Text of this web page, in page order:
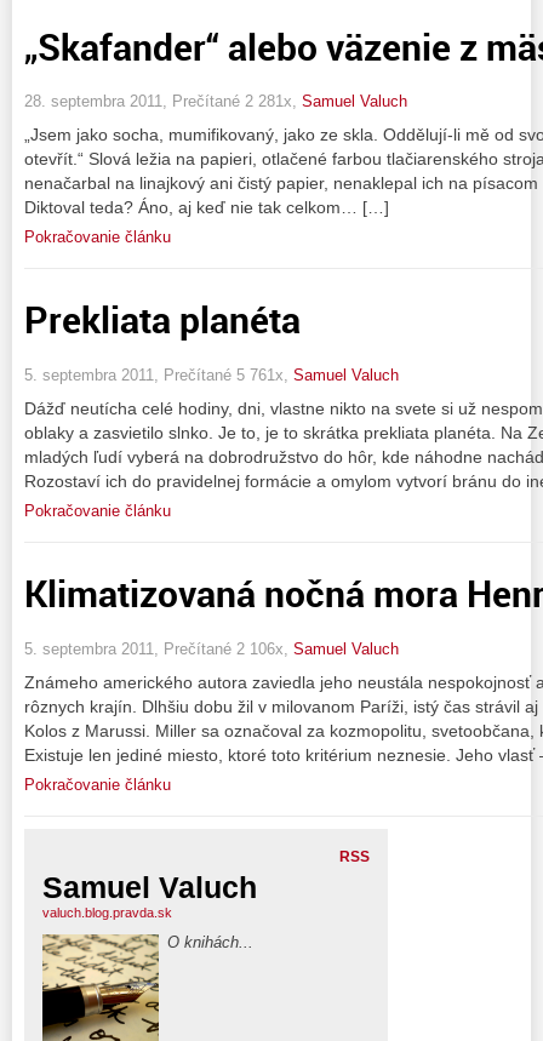
„Skafander“ alebo väzenie z
28. septembra 2011, Prečítané 2 281x, Samuel Valuch
„Jsem jako socha, mumifikovaný, jako ze skla. Oddělují-li mě od
otevřít.“ Slová ležia na papieri, otlačené farbou tlačiarenského
nenačarbal na linajkový ani čistý papier, nenaklepal ich na
Diktoval teda? Áno, aj keď nie tak celkom… […]
Pokračovanie článku
Prekliata planéta
5. septembra 2011, Prečítané 5 761x, Samuel Valuch
Dážď neutícha celé hodiny, dni, vlastne nikto na svete si už
oblaky a zasvietilo slnko. Je to, je to skrátka prekliata planéta. Na
mladých ľudí vyberá na dobrodružstvo do hôr, kde náhodne
Rozostaví ich do pravidelnej formácie a omylom vytvorí bránu do
Pokračovanie článku
Klimatizovaná nočná mora
5. septembra 2011, Prečítané 2 106x, Samuel Valuch
Známeho amerického autora zaviedla jeho neustála nespokojnosť
rôznych krajín. Dlhšiu dobu žil v milovanom Paríži, istý čas strávil
Kolos z Marussi. Miller sa označoval za kozmopolitu,
Existuje len jediné miesto, ktoré toto kritérium neznesie. Jeho
Pokračovanie článku
RSS
Samuel Valuch
valuch.blog.pravda.sk
O knihách...